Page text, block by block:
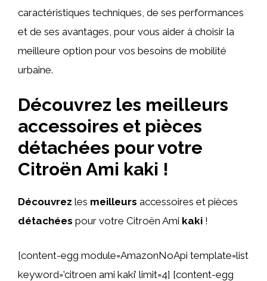
caractéristiques techniques, de ses performances
et de ses avantages, pour vous aider à choisir la
meilleure option pour vos besoins de mobilité
urbaine.
Découvrez les meilleurs
accessoires et pièces
détachées pour votre
Citroën Ami kaki !
Découvrez les meilleurs accessoires et pièces
détachées pour votre Citroën Ami kaki !
[content-egg module=AmazonNoApi template=list
keyword=’citroen ami kaki’ limit=4] [content-egg